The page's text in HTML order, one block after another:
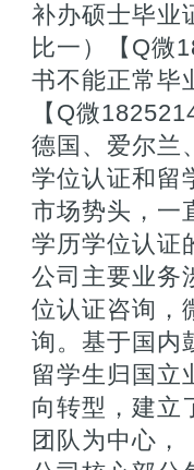
补办硕士毕业
比一）【Q微
书不能正常毕
【Q微
德国、爱尔兰
学位认证和留
市场势头，一
学历学位认证
公司主要业务
位认证咨询，
询。基于国内
留学生归国立
向转型，建立
团队为中心，